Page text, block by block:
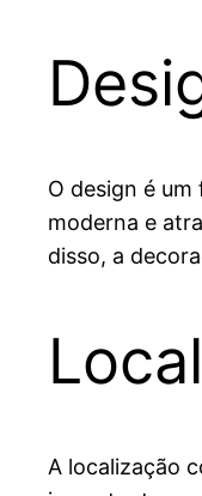
O design é
moderna e
disso, a
A localização